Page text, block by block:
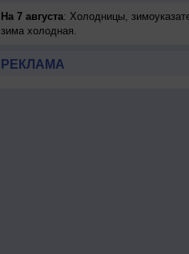
На 7 августа: Холодницы,
зима холодная.
РЕКЛАМА